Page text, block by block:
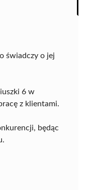
świadczy o jej
6 w
z klientami.
będąc